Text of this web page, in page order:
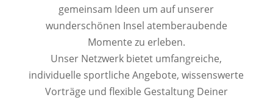
gemeinsam Ideen um auf unserer
wunderschönen Insel atemberaubende
Momente zu erleben.
Unser Netzwerk bietet umfangreiche,
individuelle sportliche Angebote, wissenswerte
Vorträge und flexible Gestaltung Deiner